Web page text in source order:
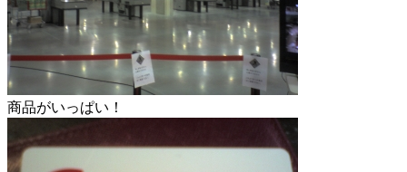
商品がいっぱい！